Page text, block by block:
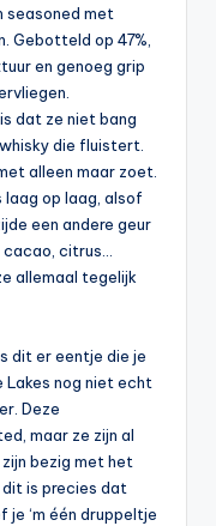
seasoned met
Gebotteld op 47%,
en genoeg grip
dat ze niet bang
die fluistert.
alleen maar zoet.
laag op laag, alsof
een andere geur
cacao, citrus…
allemaal tegelijk
dit er eentje die je
Lakes nog niet echt
Deze
maar ze zijn al
zijn bezig met het
dit is precies dat
je ‘m één druppeltje